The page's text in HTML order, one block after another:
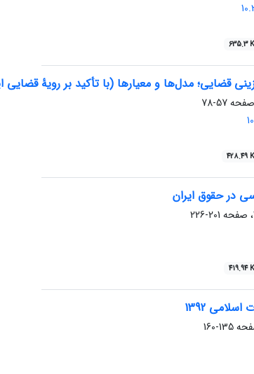
635.3 K
قضایی؛ مدل‌ها و معیارها (با تأکید بر رویۀ قضایی
57-78
428.49 K
در حقوق ایران
201-226
419.94 K
1392
135-160